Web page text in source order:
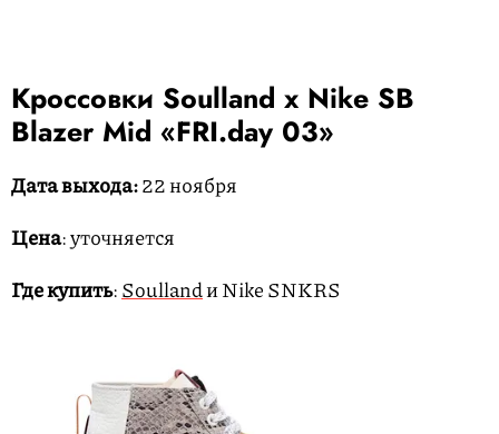
Кроссовки Soulland x Nike SB
Blazer Mid «FRI.day 03»
Дата выхода:22 ноября
Цена: уточняется
Где купить:Soullandи Nike SNKRS